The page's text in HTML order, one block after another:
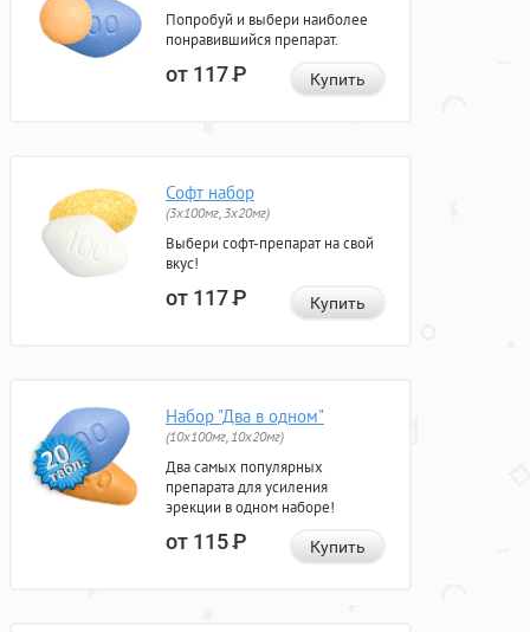
Попробуй и выбери наиболее
понравившийся препарат.
от 117Р Купить
Софт набор
(3x100мг, 3x20мг)
Выбери софт-препарат на свой
вкус!
от 117Р Купить
Набор "Два в одном"
(10x100мг, 10x20мг)
Два самых популярных
препарата для усиления
эрекции в одном наборе!
от 115Р Купить